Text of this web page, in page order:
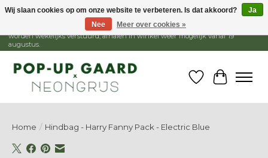
1 - 15 augustus is de winkel gesloten, webshop blijft open. Bestellingen
worden wekelijks verstuurd, afhalen in winkel weer mogelijk vanaf 19
augustus.
Verlanglijst
Home / Hindbag - Harry Fanny Pack - Electric Blue
Wij slaan cookies op om onze website te verbeteren. Is dat akkoord?
Ja
Nee
Meer over cookies »